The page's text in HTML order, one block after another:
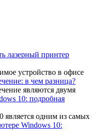
лазерный принтер
устройство в офисе
в чем разница?
являются двумя
10: подробная
является одним из самых
Windows 10: